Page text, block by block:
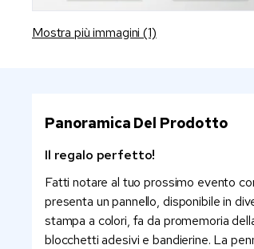
Mostra più immagini (1)
Panoramica Del Prodotto
Il regalo perfetto!
Fatti notare al tuo prossimo evento
presenta un pannello, disponibile in
stampa a colori, fa da promemoria
blocchetti adesivi e bandierine. La